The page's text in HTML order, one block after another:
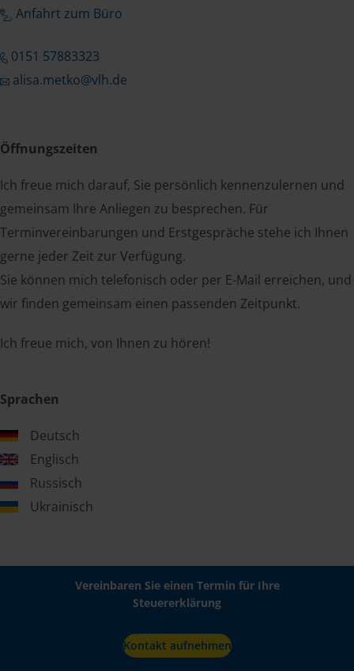
Anfahrt zum Büro
0151 57883323
alisa.metko@vlh.de
Öffnungszeiten
Ich freue mich darauf, Sie persönlich kennenzulernen und
gemeinsam Ihre Anliegen zu besprechen. Für
Terminvereinbarungen und Erstgespräche stehe ich Ihnen
gerne jeder Zeit zur Verfügung.
Sie können mich telefonisch oder per E-Mail erreichen, und
wir finden gemeinsam einen passenden Zeitpunkt.
Ich freue mich, von Ihnen zu hören!
Sprachen
Deutsch
Englisch
Russisch
Ukrainisch
Vereinbaren Sie einen Termin für Ihre
Steuererklärung
Kontakt aufnehmen